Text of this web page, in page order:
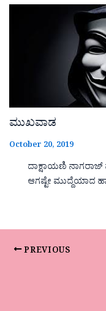
ಮುಖವಾಡ
October 20, 2019
ದಾಕ್ಷಾಯಣಿ
ಆಗಷ್ಟೇ ಮುದ್ದೆಯಾದ
PREVIOUS